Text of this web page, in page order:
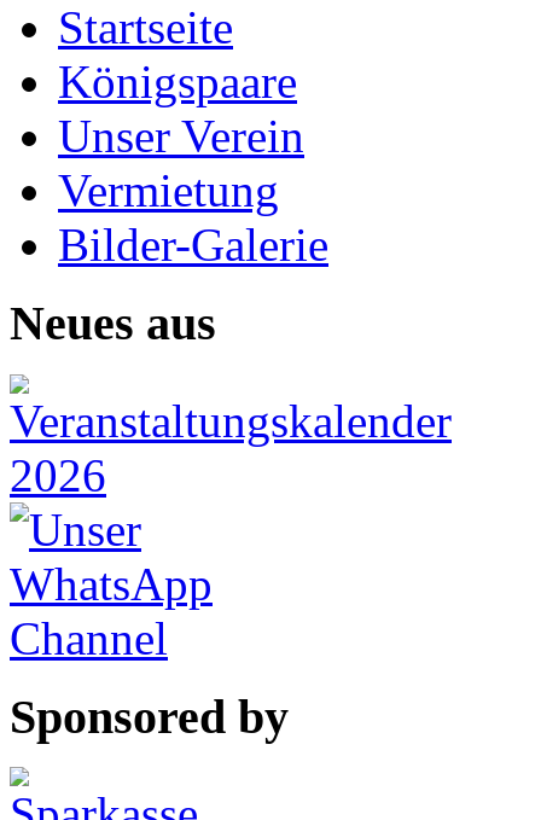
Startseite
Königspaare
Unser Verein
Vermietung
Bilder-Galerie
Neues aus
Sponsored by